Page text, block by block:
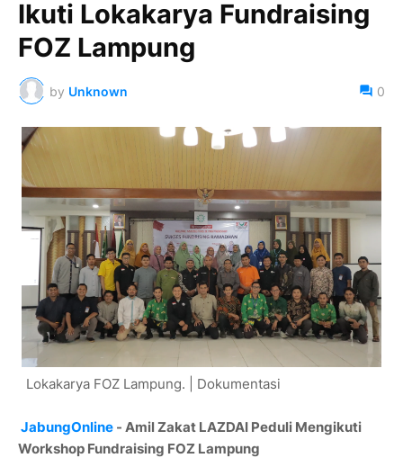
Ikuti Lokakarya Fundraising
FOZ Lampung
by Unknown 0
Lokakarya FOZ Lampung. | Dokumentasi
JabungOnline - Amil Zakat LAZDAI Peduli Mengikuti
Workshop Fundraising FOZ Lampung